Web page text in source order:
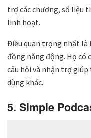
trợ các chương, số liệu
linh hoạt.
Điều quan trọng nhất là
đồng năng động. Họ có
câu hỏi và nhận trợ
dùng khác.
5. Simple